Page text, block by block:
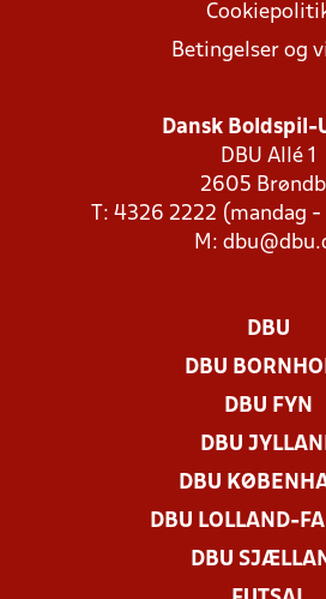
Betingelser og
Dansk Boldspil-
DBU Allé 1
2605
T: 4326 2222 (mandag
M:
DBU
DBU
DBU FYN
DBU
DBU
DBU LOLLAND-
DBU